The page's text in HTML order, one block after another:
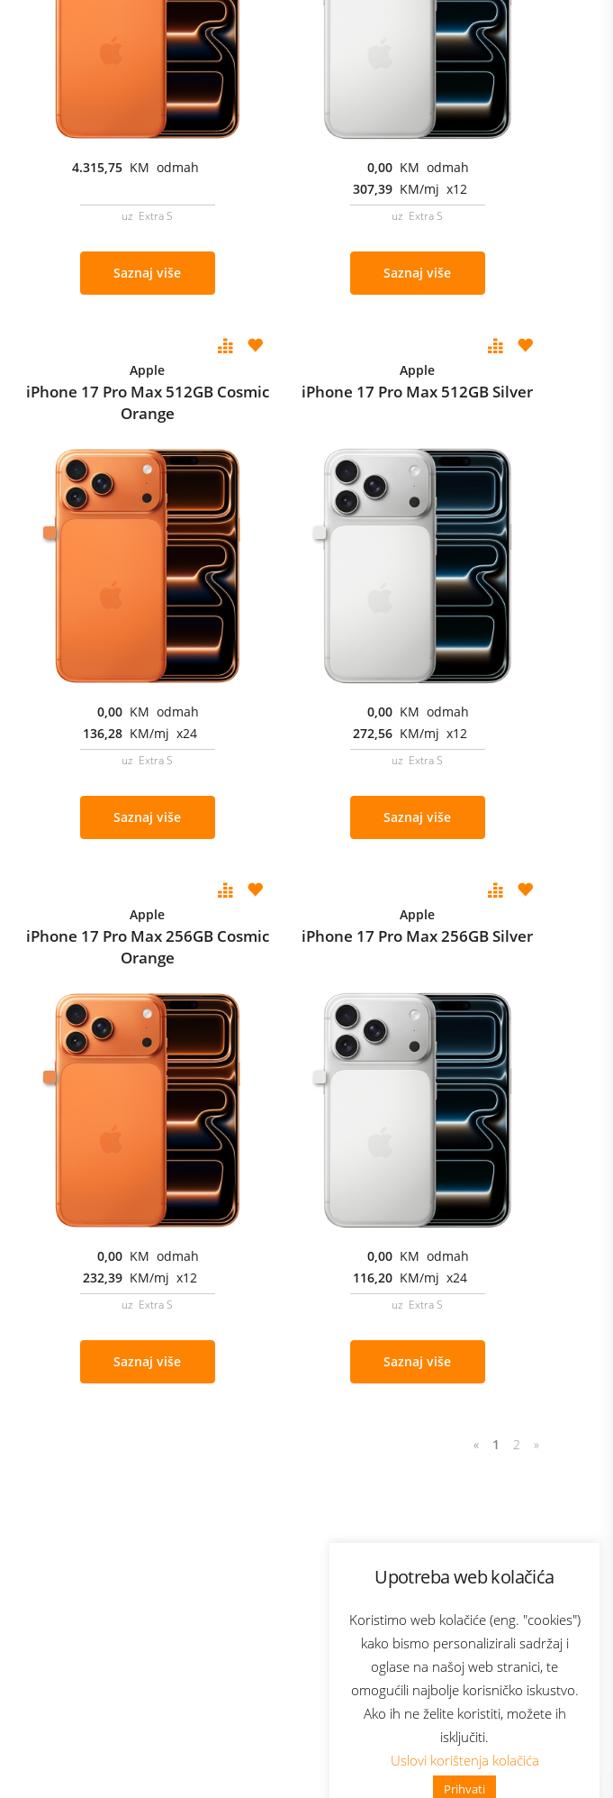
Upotreba web kolačića
Koristimo web kolačiće (eng. "cookies")
kako bismo personalizirali sadržaj i
oglase na našoj web stranici, te
omogućili najbolje korisničko iskustvo.
Ako ih ne želite koristiti, možete ih
isključiti.
Uslovi korištenja kolačića
Prihvati
👋 Zdravo, kako mogu pomoći?
4.315,75 KM odmah
uz Extra S
Saznaj više
0,00 KM odmah
307,39 KM/mj x12
uz Extra S
Saznaj više
Apple
iPhone 17 Pro Max 512GB Cosmic
Orange
0,00 KM odmah
136,28 KM/mj x24
uz Extra S
Saznaj više
Apple
iPhone 17 Pro Max 512GB Silver
0,00 KM odmah
272,56 KM/mj x12
uz Extra S
Saznaj više
Apple
iPhone 17 Pro Max 256GB Cosmic
Orange
0,00 KM odmah
232,39 KM/mj x12
uz Extra S
Saznaj više
Apple
iPhone 17 Pro Max 256GB Silver
0,00 KM odmah
116,20 KM/mj x24
uz Extra S
Saznaj više
« 1 2 »
Bonus plus
Prijava za newsletter